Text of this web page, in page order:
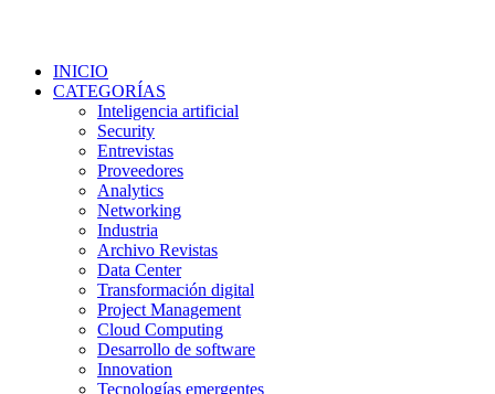
INICIO
CATEGORÍAS
Inteligencia artificial
Security
Entrevistas
Proveedores
Analytics
Networking
Industria
Archivo Revistas
Data Center
Transformación digital
Project Management
Cloud Computing
Desarrollo de software
Innovation
Tecnologías emergentes